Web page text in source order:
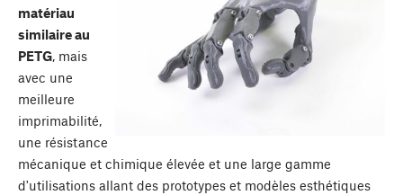
matériau
similaire au
PETG, mais
avec une
meilleure
imprimabilité,
une résistance
mécanique et chimique élevée et une large gamme
d'utilisations allant des prototypes et modèles esthétiques